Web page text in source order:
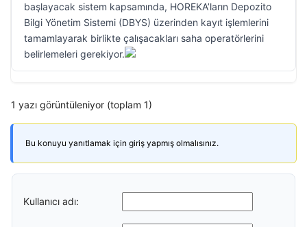
başlayacak sistem kapsamında, HOREKA’ların Depozito
Bilgi Yönetim Sistemi (DBYS) üzerinden kayıt işlemlerini
tamamlayarak birlikte çalışacakları saha operatörlerini
belirlemeleri gerekiyor.
1 yazı görüntüleniyor (toplam 1)
Bu konuyu yanıtlamak için giriş yapmış olmalısınız.
Kullanıcı adı: